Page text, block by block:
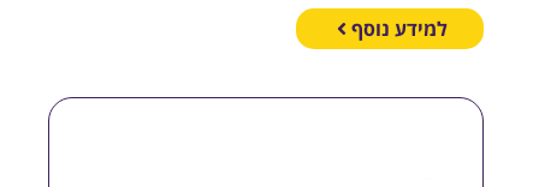
למידע נוסף